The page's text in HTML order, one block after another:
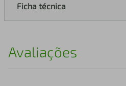
Ficha técnica
Avaliações